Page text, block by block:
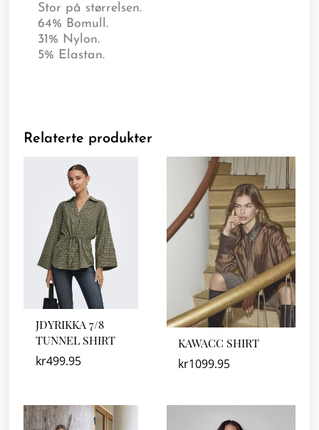
Stor på størrelsen.
64% Bomull.
31% Nylon.
5% Elastan.
Relaterte produkter
JDYRIKKA 7/8
TUNNEL SHIRT
kr499.95
KAWACC SHIRT
kr1099.95